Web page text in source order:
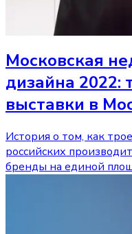
Московская
дизайна 2022:
выставки в
История о том, как
российских
бренды на единой